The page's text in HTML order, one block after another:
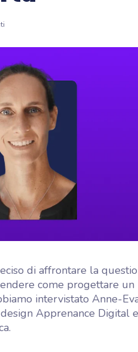
di affrontare la
come progettare un
intervistato Anne-
Apprenance Digital e